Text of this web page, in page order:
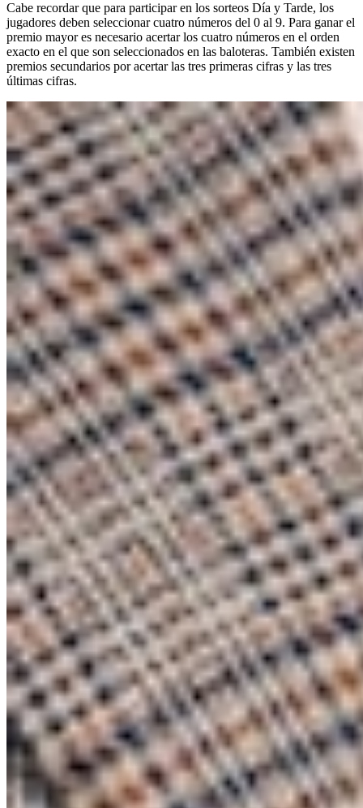
Cabe recordar que para participar en los sorteos Día y Tarde, los
jugadores deben seleccionar cuatro números del 0 al 9. Para ganar el
premio mayor es necesario acertar los cuatro números en el orden
exacto en el que son seleccionados en las baloteras. También existen
premios secundarios por acertar las tres primeras cifras y las tres
últimas cifras.